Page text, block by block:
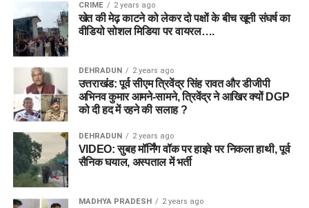
CRIME 2 years ago
खेत की मेढ़ काटने को लेकर दो पक्षों के बीच खूनी संघर्ष का
वीडियो सोशल मिडिया पर वायरल….
DEHRADUN 2 years ago
उत्तराखंड: पूर्व सीएम त्रिवेंद्र सिंह रावत और डीजीपी
अभिनव कुमार आमने-सामने, त्रिवेंद्र ने आखिर क्यों DGP
को दी हद में रहने की सलाह ?
DEHRADUN 2 years ago
VIDEO: सुबह मॉर्निंग वॉक पर हाइवे पर निकला हाथी, पूर्व
सैनिक घयाल, अस्पताल में भर्ती
MADHYA PRADESH 2 years ago